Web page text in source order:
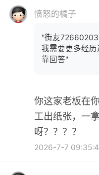
愤怒的橘子
"街友
我需要更多经
靠回答"
你这家老板在
工出纸张，一
呀？？？？
2026-7-7